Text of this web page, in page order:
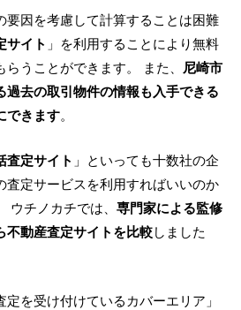
要因を考慮して計算することは困難
サイト 」を利用することにより無料
うことができます。 また、 尼崎市
過去の取引物件の情報も入手できる
できます。
査定サイト 」といっても十数社の企
査定サービスを利用すればいいのか
ウチノカチでは、 専門家による監修
不動産査定サイトを比較しました
を受け付けているカバーエリア」